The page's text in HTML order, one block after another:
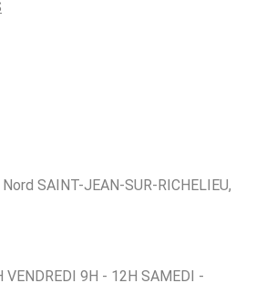
SAINT-JEAN-SUR-RICHELIEU,
VENDREDI 9H - 12H SAMEDI -